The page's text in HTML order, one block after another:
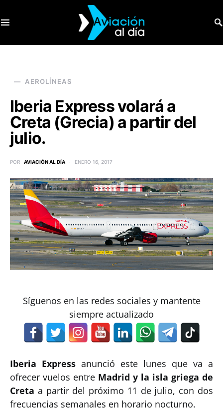
AEROLÍNEAS
Iberia Express volará a
Creta (Grecia) a partir del
julio.
POR AVIACIÓN AL DÍA ENERO 16, 2017
Síguenos en las redes sociales y mantente
siempre actualizado
Iberia Express anunció este lunes que va a
ofrecer vuelos entre Madrid y la isla griega de
Creta a partir del próximo 11 de julio, con dos
frecuencias semanales en horario nocturno.